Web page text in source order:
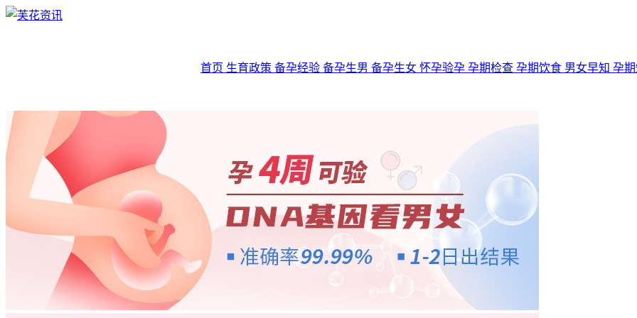
首页 生育政策 备孕经验 备孕生男 备孕生女 怀孕验孕 孕期检查 孕期饮食 男女早知 孕